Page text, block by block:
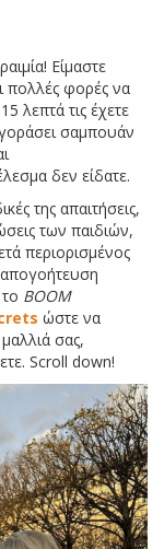
Είμαστε
πολλές φορές να
λεπτά τις έχετε
σαμπουάν
δεν είδατε.
της απαιτήσεις,
των παιδιών,
περιορισμένος
BOOM
ώστε να
σας,
Scroll down!